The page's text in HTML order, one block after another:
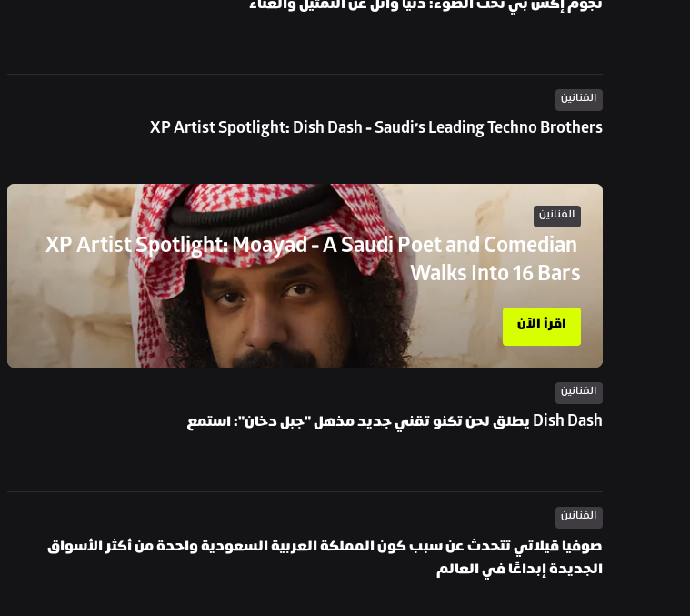
نجوم إكس بي تحت الضوء: دنيا وائل عن التمثيل والغناء
الفنانين
XP Artist Spotlight: Dish Dash - Saudi’s Leading Techno Brothers
الفنانين
XP Artist Spotlight: Moayad - A Saudi Poet and Comedian
Walks Into 16 Bars
اقرأ الآن
الفنانين
Dish Dash يطلق لحن تكنو تقني جديد مذهل "جبل دخان": استمع
الفنانين
الجديدة إبداعًا في العالم